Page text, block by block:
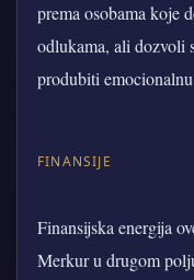
prema osobama koje
odlukama, ali dozvoli
produbiti
FINANSIJE
Finansijska energija
Merkur u drugom